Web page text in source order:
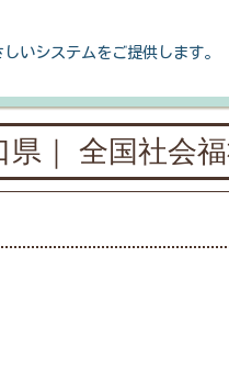
いシステムをご提供します。
県｜ 全国社会